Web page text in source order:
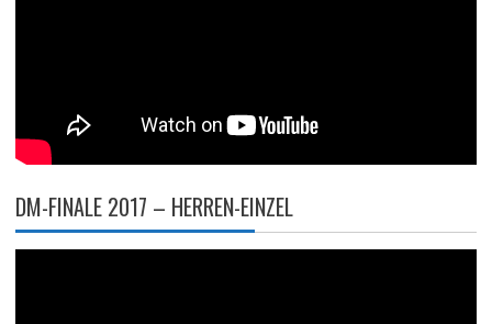
DM-FINALE 2017 – HERREN-EINZEL